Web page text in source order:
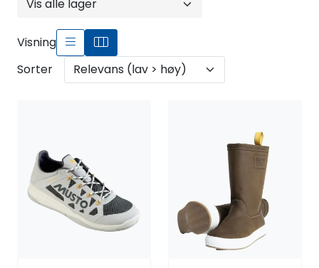
Visning
Sorter
Fritid/Sikkerhet
Båtpleie/Opplag
Kampanje